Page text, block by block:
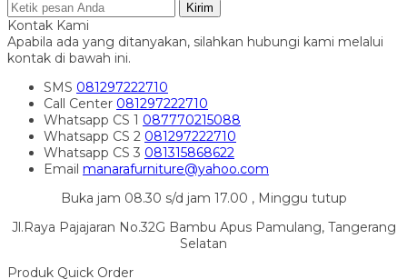
Kirim
Kontak Kami
Apabila ada yang ditanyakan, silahkan hubungi kami melalui
kontak di bawah ini.
SMS 081297222710
Call Center 081297222710
Whatsapp CS 1 087770215088
Whatsapp CS 2 081297222710
Whatsapp CS 3 081315868622
Email manarafurniture@yahoo.com
Buka jam 08.30 s/d jam 17.00 , Minggu tutup
Jl.Raya Pajajaran No.32G Bambu Apus Pamulang, Tangerang
Selatan
Produk Quick Order